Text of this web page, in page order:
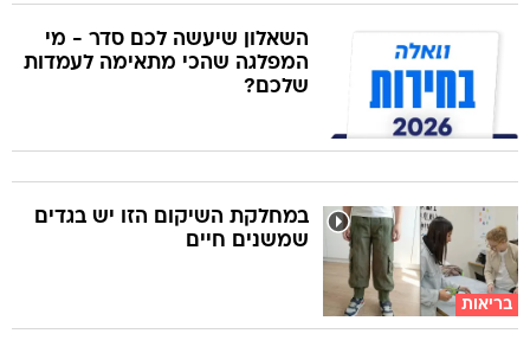
השאלון שיעשה לכם סדר - מי
המפלגה שהכי מתאימה לעמדות
שלכם?
בריאות
במחלקת השיקום הזו יש בגדים
שמשנים חיים